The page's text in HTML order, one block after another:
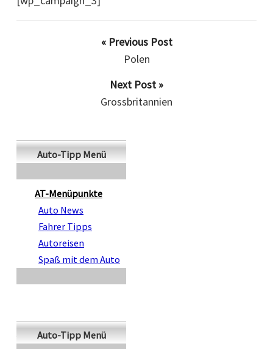
« Previous Post
Polen
Next Post »
Grossbritannien
Auto-Tipp Menü
AT-Menüpunkte
Auto News
Fahrer Tipps
Autoreisen
Spaß mit dem Auto
Auto-Tipp Menü